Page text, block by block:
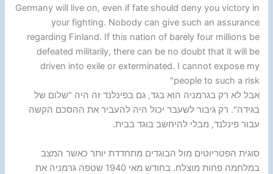
Germany will live on, even if fate should deny you victory in
your fighting. Nobody can give such an assurance
regarding Finland. If this nation of barely four millions be
defeated militarily, there can be no doubt that it will be
driven into exile or exterminated. I cannot expose my
people to such a risk"
אבל לא רק בגרמניה הוא בגד, גם בפינלנד זה היה "שלום של
בגידה". רק גיבור לשעבר יכול היה להעביר את ההסכם הקשה
עבור פינלנד, מבלי להיחשב בוגד בבית.
סוגית הפטריוטים מול הבוגדים מתחדדת יותר כאשר המצב
במלחמה פחות מוצלח. בחודש מאי 1940 שטפה גרמניה את